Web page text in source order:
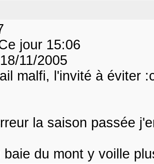
jour 15:06
11/2005
malfi, l'invité à éviter
la saison passée
baie du mont y voille